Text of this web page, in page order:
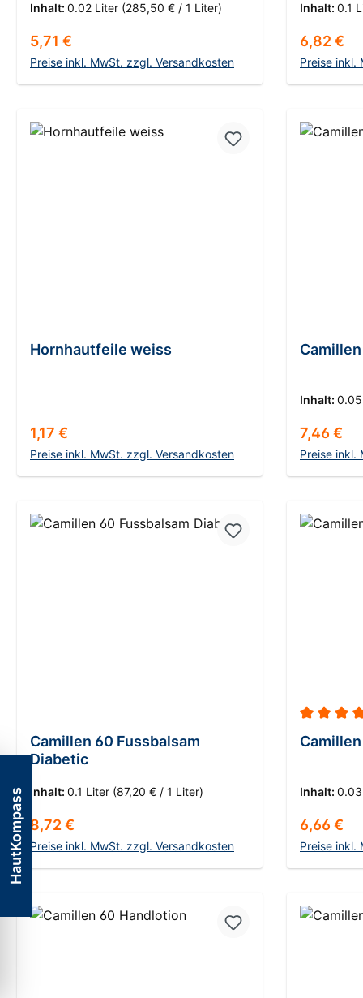
Inhalt: 0.02 Liter (285,50 € / 1 Liter)
Regulärer Preis:
5,71 €
Preise inkl. MwSt. zzgl. Versandkosten
Inhalt: 0.1
Regulärer
6,82 €
Preise inkl.
Hornhautfeile weiss
Regulärer Preis:
1,17 €
Preise inkl. MwSt. zzgl. Versandkosten
Inhalt:
Regulärer
7,46 €
Preise inkl.
Camillen 60 Fussbalsam
Diabetic
Inhalt: 0.1 Liter (87,20 € / 1 Liter)
Regulärer Preis:
8,72 €
Preise inkl. MwSt. zzgl. Versandkosten
Inhalt:
Regulärer
6,66 €
Preise inkl.
HautKompass